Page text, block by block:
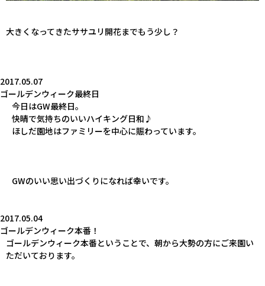
大きくなってきたササユリ開花までもう少し？
2017.05.07
ゴールデンウィーク最終日
今日はGW最終日。
快晴で気持ちのいいハイキング日和♪
ほしだ園地はファミリーを中心に賑わっています。
GWのいい思い出づくりになれば幸いです。
2017.05.04
ゴールデンウィーク本番！
ゴールデンウィーク本番ということで、朝から大勢の方にご来園い
ただいております。